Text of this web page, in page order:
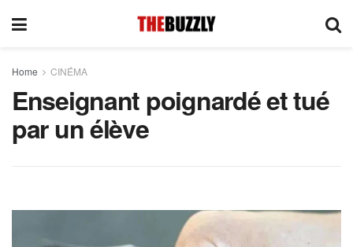
Home CINÉMA
Enseignant poignardé et tué
par un élève